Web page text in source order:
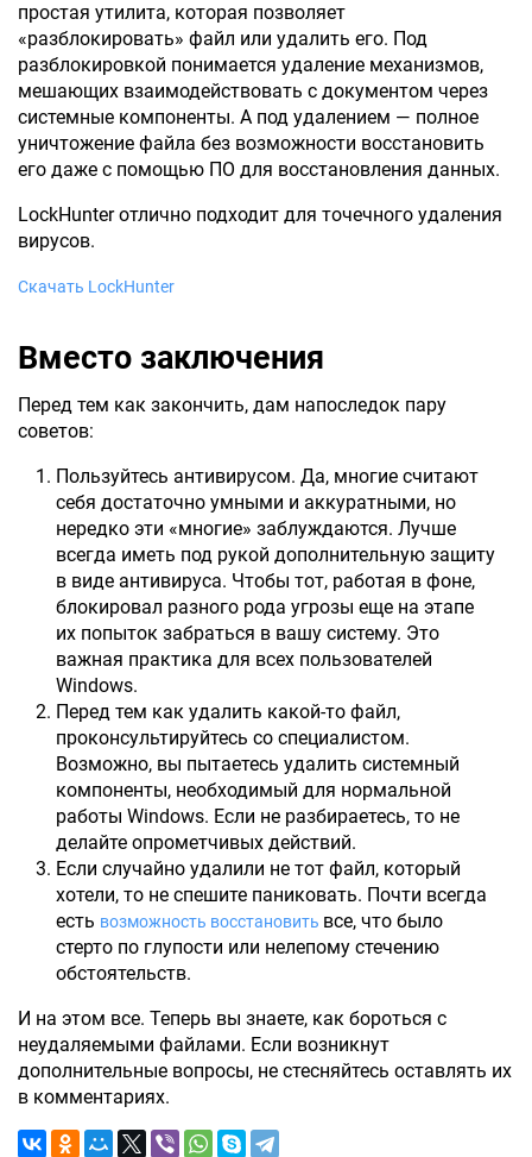
простая утилита, которая позволяет
«разблокировать» файл или удалить его. Под
разблокировкой понимается удаление механизмов,
мешающих взаимодействовать с документом через
системные компоненты. А под удалением — полное
уничтожение файла без возможности восстановить
его даже с помощью ПО для восстановления данных.
LockHunter отлично подходит для точечного удаления
вирусов.
Скачать LockHunter
Вместо заключения
Перед тем как закончить, дам напоследок пару
советов:
Пользуйтесь антивирусом. Да, многие считают
себя достаточно умными и аккуратными, но
нередко эти «многие» заблуждаются. Лучше
всегда иметь под рукой дополнительную защиту
в виде антивируса. Чтобы тот, работая в фоне,
блокировал разного рода угрозы еще на этапе
их попыток забраться в вашу систему. Это
важная практика для всех пользователей
Windows.
Перед тем как удалить какой-то файл,
проконсультируйтесь со специалистом.
Возможно, вы пытаетесь удалить системный
компоненты, необходимый для нормальной
работы Windows. Если не разбираетесь, то не
делайте опрометчивых действий.
Если случайно удалили не тот файл, который
хотели, то не спешите паниковать. Почти всегда
есть возможность восстановить все, что было
стерто по глупости или нелепому стечению
обстоятельств.
И на этом все. Теперь вы знаете, как бороться с
неудаляемыми файлами. Если возникнут
дополнительные вопросы, не стесняйтесь оставлять их
в комментариях.